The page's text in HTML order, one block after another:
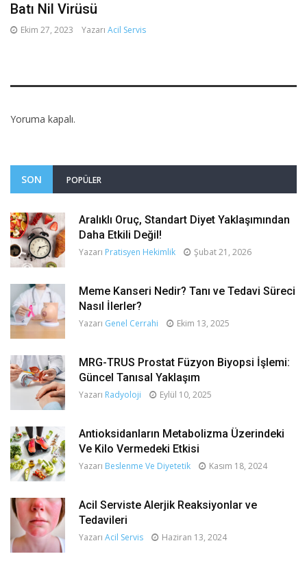
Batı Nil Virüsü
Ekim 27, 2023 Yazarı Acil Servis
Yoruma kapalı.
SON POPÜLER
Aralıklı Oruç, Standart Diyet Yaklaşımından
Daha Etkili Değil!
Yazarı Pratisyen Hekimlik Şubat 21, 2026
Meme Kanseri Nedir? Tanı ve Tedavi Süreci
Nasıl İlerler?
Yazarı Genel Cerrahi Ekim 13, 2025
MRG-TRUS Prostat Füzyon Biyopsi İşlemi:
Güncel Tanısal Yaklaşım
Yazarı Radyoloji Eylül 10, 2025
Antioksidanların Metabolizma Üzerindeki
Ve Kilo Vermedeki Etkisi
Yazarı Beslenme Ve Diyetetik Kasım 18, 2024
Acil Serviste Alerjik Reaksiyonlar ve
Tedavileri
Yazarı Acil Servis Haziran 13, 2024